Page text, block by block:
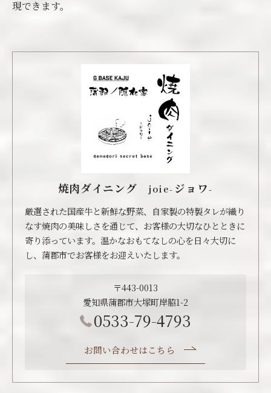
現できます。
焼肉ダイニング joie-ジョワ-
厳選された国産牛と新鮮な野菜、自家製の特製タレが織り
なす焼肉の美味しさを通じて、お客様の大切なひとときに
寄り添っています。温かなおもてなしの心を日々大切に
し、蒲郡市でお客様をお迎えいたします。
〒443-0013
愛知県蒲郡市大塚町岸脇1-2
0533-79-4793
お問い合わせはこちら